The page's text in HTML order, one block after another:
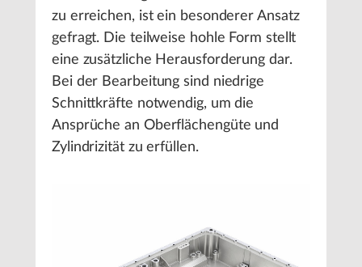
zu erreichen, ist ein besonderer Ansatz
gefragt. Die teilweise hohle Form stellt
eine zusätzliche Herausforderung dar.
Bei der Bearbeitung sind niedrige
Schnittkräfte notwendig, um die
Ansprüche an Oberflächengüte und
Zylindrizität zu erfüllen.